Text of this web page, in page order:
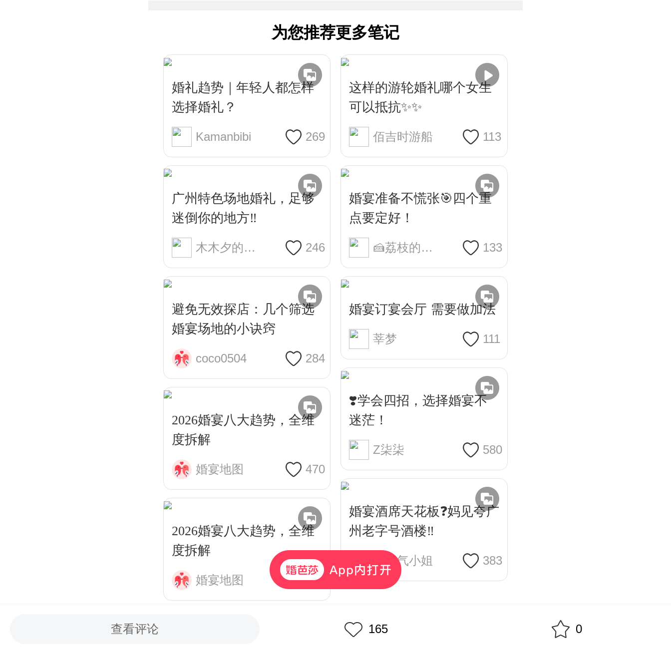
为您推荐更多笔记
婚礼趋势｜年轻人都怎样
选择婚礼？
Kamanbibi 269
广州特色场地婚礼，足够
迷倒你的地方‼️
木木夕的心愿 246
避免无效探店：几个筛选
婚宴场地的小诀窍
coco0504 284
2026婚宴八大趋势，全维
度拆解
婚宴地图 470
2026婚宴八大趋势，全维
度拆解
婚宴地图 640
这样的游轮婚礼哪个女生
可以抵抗✨✨
佰吉时游船 113
婚宴准备不慌张🎯四个重
点要定好！
🍰荔枝的备婚日常 133
婚宴订宴会厅 需要做加法
莘梦 111
❣️学会四招，选择婚宴不
迷茫！
Z柒柒 580
婚宴酒席天花板❓妈见夸广
州老字号酒楼‼️
坏脾气小姐 383
查看评论 165 0